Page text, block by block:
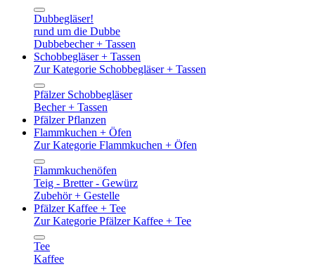
Dubbegläser!
rund um die Dubbe
Dubbebecher + Tassen
Schobbegläser + Tassen
Zur Kategorie Schobbegläser + Tassen
Pfälzer Schobbegläser
Becher + Tassen
Pfälzer Pflanzen
Flammkuchen + Öfen
Zur Kategorie Flammkuchen + Öfen
Flammkuchenöfen
Teig - Bretter - Gewürz
Zubehör + Gestelle
Pfälzer Kaffee + Tee
Zur Kategorie Pfälzer Kaffee + Tee
Tee
Kaffee